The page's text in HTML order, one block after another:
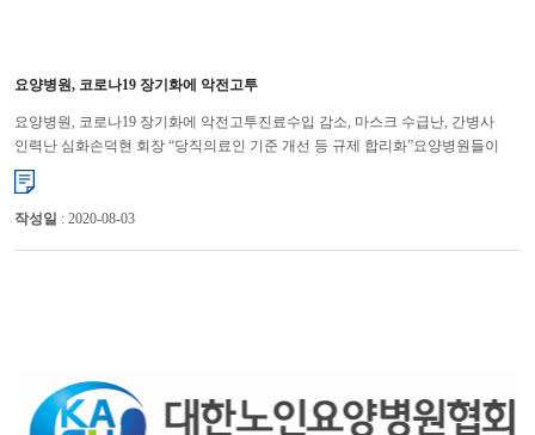
요양병원, 코로나19 장기화에 악전고투
요양병원, 코로나19 장기화에 악전고투진료수입 감소, 마스크 수급난, 간병사
인력난 심화손덕현 회장 “당직의료인 기준 개선 등 규제 합리화”요양병원들이
코로나19가 장기화하면서 진료수입 감소, 덴탈마스크 수급난, 경영...
작성일 : 2020-08-03